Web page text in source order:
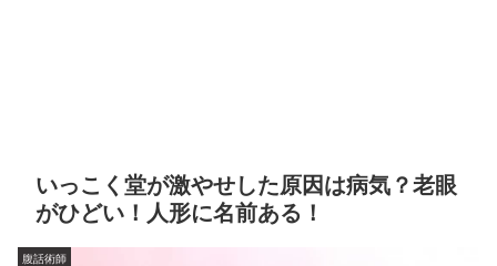
いっこく堂が激やせした原因は病気？老眼
がひどい！人形に名前ある！
腹話術師